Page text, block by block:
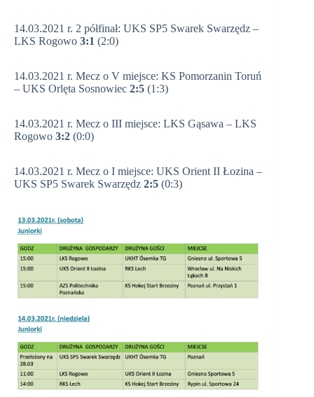
14.03.2021 r. 2 półfinał: UKS SP5 Swarek Swarzędz –
LKS Rogowo 3:1 (2:0)
14.03.2021 r. Mecz o V miejsce: KS Pomorzanin Toruń
– UKS Orlęta Sosnowiec 2:5 (1:3)
14.03.2021 r. Mecz o III miejsce: LKS Gąsawa – LKS
Rogowo 3:2 (0:0)
14.03.2021 r. Mecz o I miejsce: UKS Orient II Łozina –
UKS SP5 Swarek Swarzędz 2:5 (0:3)